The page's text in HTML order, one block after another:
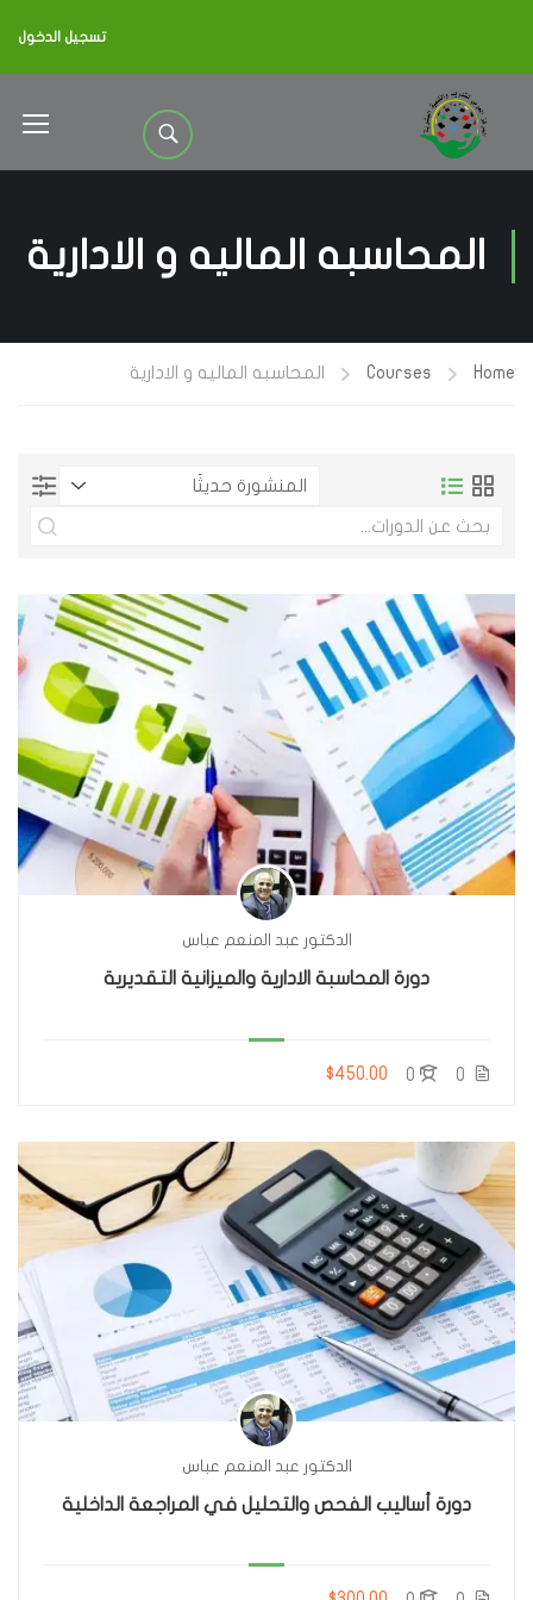
تسجيل الدخول
المحاسبه الماليه و الادارية
Home
Courses المحاسبه الماليه و الادارية
الدكتور عبد المنعم عباس
دورة المحاسبة الادارية والميزانية التقديرية
0
0
$450.00
الدكتور عبد المنعم عباس
دورة أساليب الفحص والتحليل في المراجعة الداخلية